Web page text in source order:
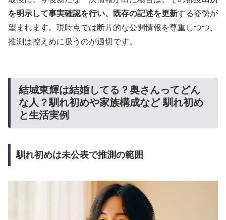
を明示して事実確認を行い、既存の記述を更新する姿勢が
望まれます。現時点では断片的な公開情報を尊重しつつ、
推測は控えめに扱うのが適切です。
結城東輝は結婚してる？奥さんってどん
な人？馴れ初めや家族構成など 馴れ初め
と生活実例
馴れ初めは未公表で推測の範囲